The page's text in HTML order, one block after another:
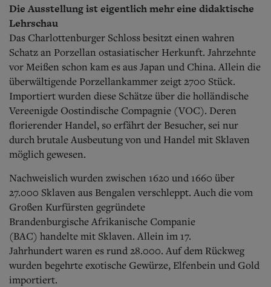
Die Ausstellung ist eigentlich mehr eine didaktische
Lehrschau
Das Charlottenburger Schloss besitzt einen wahren
Schatz an Porzellan ostasiatischer Herkunft. Jahrzehnte
vor Meißen schon kam es aus Japan und China. Allein die
überwältigende Porzellankammer zeigt 2700 Stück.
Importiert wurden diese Schätze über die holländische
Vereenigde Oostindische Compagnie (VOC). Deren
florierender Handel, so erfährt der Besucher, sei nur
durch brutale Ausbeutung von und Handel mit Sklaven
möglich gewesen.
Nachweislich wurden zwischen 1620 und 1660 über
27.000 Sklaven aus Bengalen verschleppt. Auch die vom
Großen Kurfürsten gegründete
BrandenburgischeAfrikanische Companie
(BAC) handelte mit Sklaven. Allein im 17.
Jahrhundertwaren es rund 28.000. Auf dem Rückweg
wurden begehrte exotische Gewürze, Elfenbein und Gold
importiert.